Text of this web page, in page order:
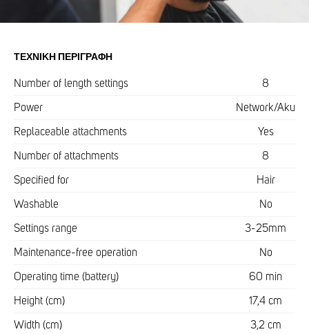
ΤΕΧΝΙΚΉ ΠΕΡΙΓΡΑΦΉ
Number of length settings 8
Power Network/Aku
Replaceable attachments Yes
Number of attachments 8
Specified for Hair
Washable No
Settings range 3-25mm
Maintenance-free operation No
Operating time (battery) 60 min
Height (cm) 17,4 cm
Width (cm) 3,2 cm